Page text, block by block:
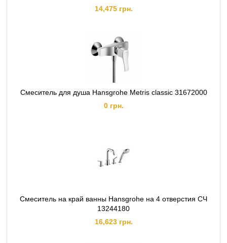
14,475 грн.
Смеситель для душа Hansgrohe Metris classic 31672000
0 грн.
Смеситель на край ванны Hansgrohe на 4 отверстия СЧ
13244180
16,623 грн.